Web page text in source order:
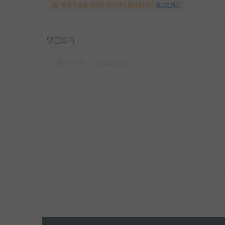
해당 댓글을 보려면 로그인이 필요합니다. 로그인하기
댓글쓰기